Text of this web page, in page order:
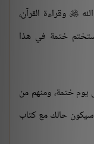
وقراءة القرآن،
ختمة في هذا
ختمة، ومنهم من
حالك مع كتاب